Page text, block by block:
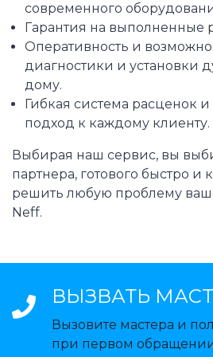
современного
Гарантия на выполненные
Оперативность и
диагностики и установки
дому.
Гибкая система расценок
подход к каждому клиенту.
Выбирая наш сервис, вы
партнера, готового быстро и
решить любую проблему
Neff.
ВЫЗВАТЬ
Вызовите мастера и
при первом